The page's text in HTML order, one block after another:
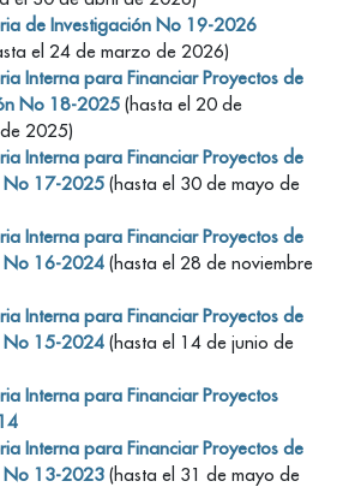
de Investigación No 19-2026
el 24 de marzo de 2026)
Interna para Financiar Proyectos de
No 18-2025(hasta el 20 de
2025)
Interna para Financiar Proyectos de
No 17-2025(hasta el 30 de mayo de
Interna para Financiar Proyectos de
No 16-2024(hasta el 28 de noviembre
Interna para Financiar Proyectos de
No 15-2024(hasta el 14 de junio de
Interna para Financiar Proyectos
Interna para Financiar Proyectos de
No 13-2023(hasta el 31 de mayo de